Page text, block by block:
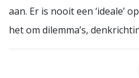
aan. Er is nooit een ‘ideale’
het om dilemma’s,